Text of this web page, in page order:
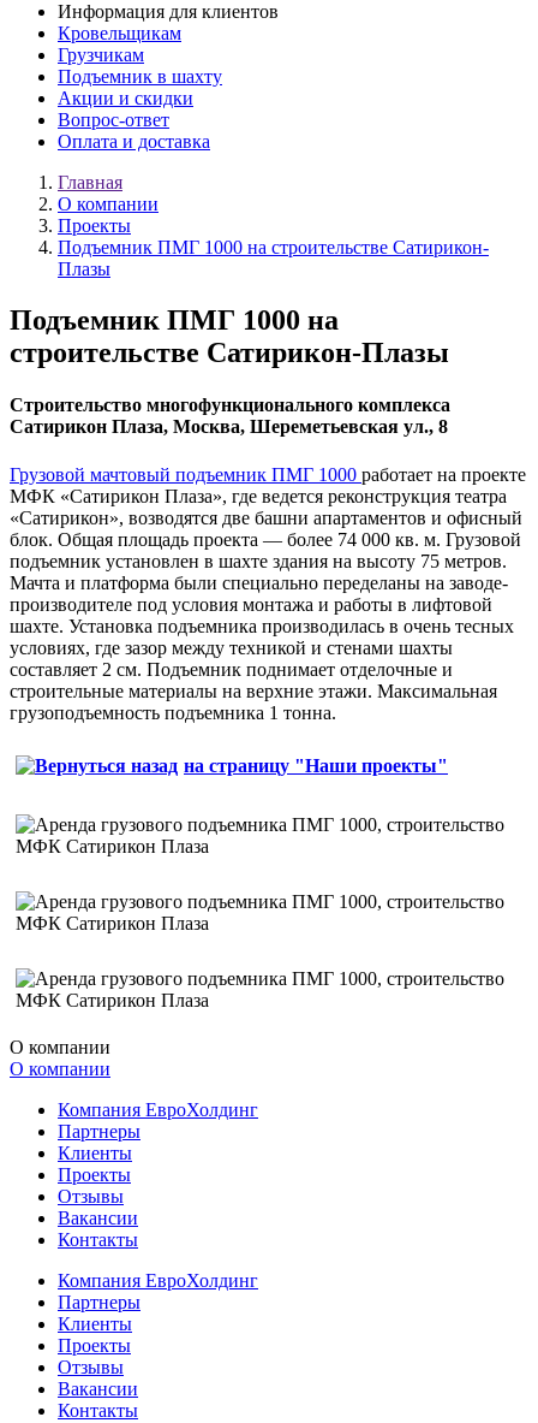
Информация для клиентов
Кровельщикам
Грузчикам
Подъемник в шахту
Акции и скидки
Вопрос-ответ
Оплата и доставка
Главная
О компании
Проекты
Подъемник ПМГ 1000 на строительстве Сатирикон-
Плазы
Подъемник ПМГ 1000 на
строительстве Сатирикон-Плазы
Строительство многофункционального комплекса
Сатирикон Плаза, Москва, Шереметьевская ул., 8
Грузовой мачтовый подъемник ПМГ 1000 работает на проекте
МФК «Сатирикон Плаза», где ведется реконструкция театра
«Сатирикон», возводятся две башни апартаментов и офисный
блок. Общая площадь проекта — более 74 000 кв. м. Грузовой
подъемник установлен в шахте здания на высоту 75 метров.
Мачта и платформа были специально переделаны на заводе-
производителе под условия монтажа и работы в лифтовой
шахте. Установка подъемника производилась в очень тесных
условиях, где зазор между техникой и стенами шахты
составляет 2 см. Подъемник поднимает отделочные и
строительные материалы на верхние этажи. Максимальная
грузоподъемность подъемника 1 тонна.
на страницу "Наши проекты"
О компании
О компании
Компания ЕвроХолдинг
Партнеры
Клиенты
Проекты
Отзывы
Вакансии
Контакты
Компания ЕвроХолдинг
Партнеры
Клиенты
Проекты
Отзывы
Вакансии
Контакты